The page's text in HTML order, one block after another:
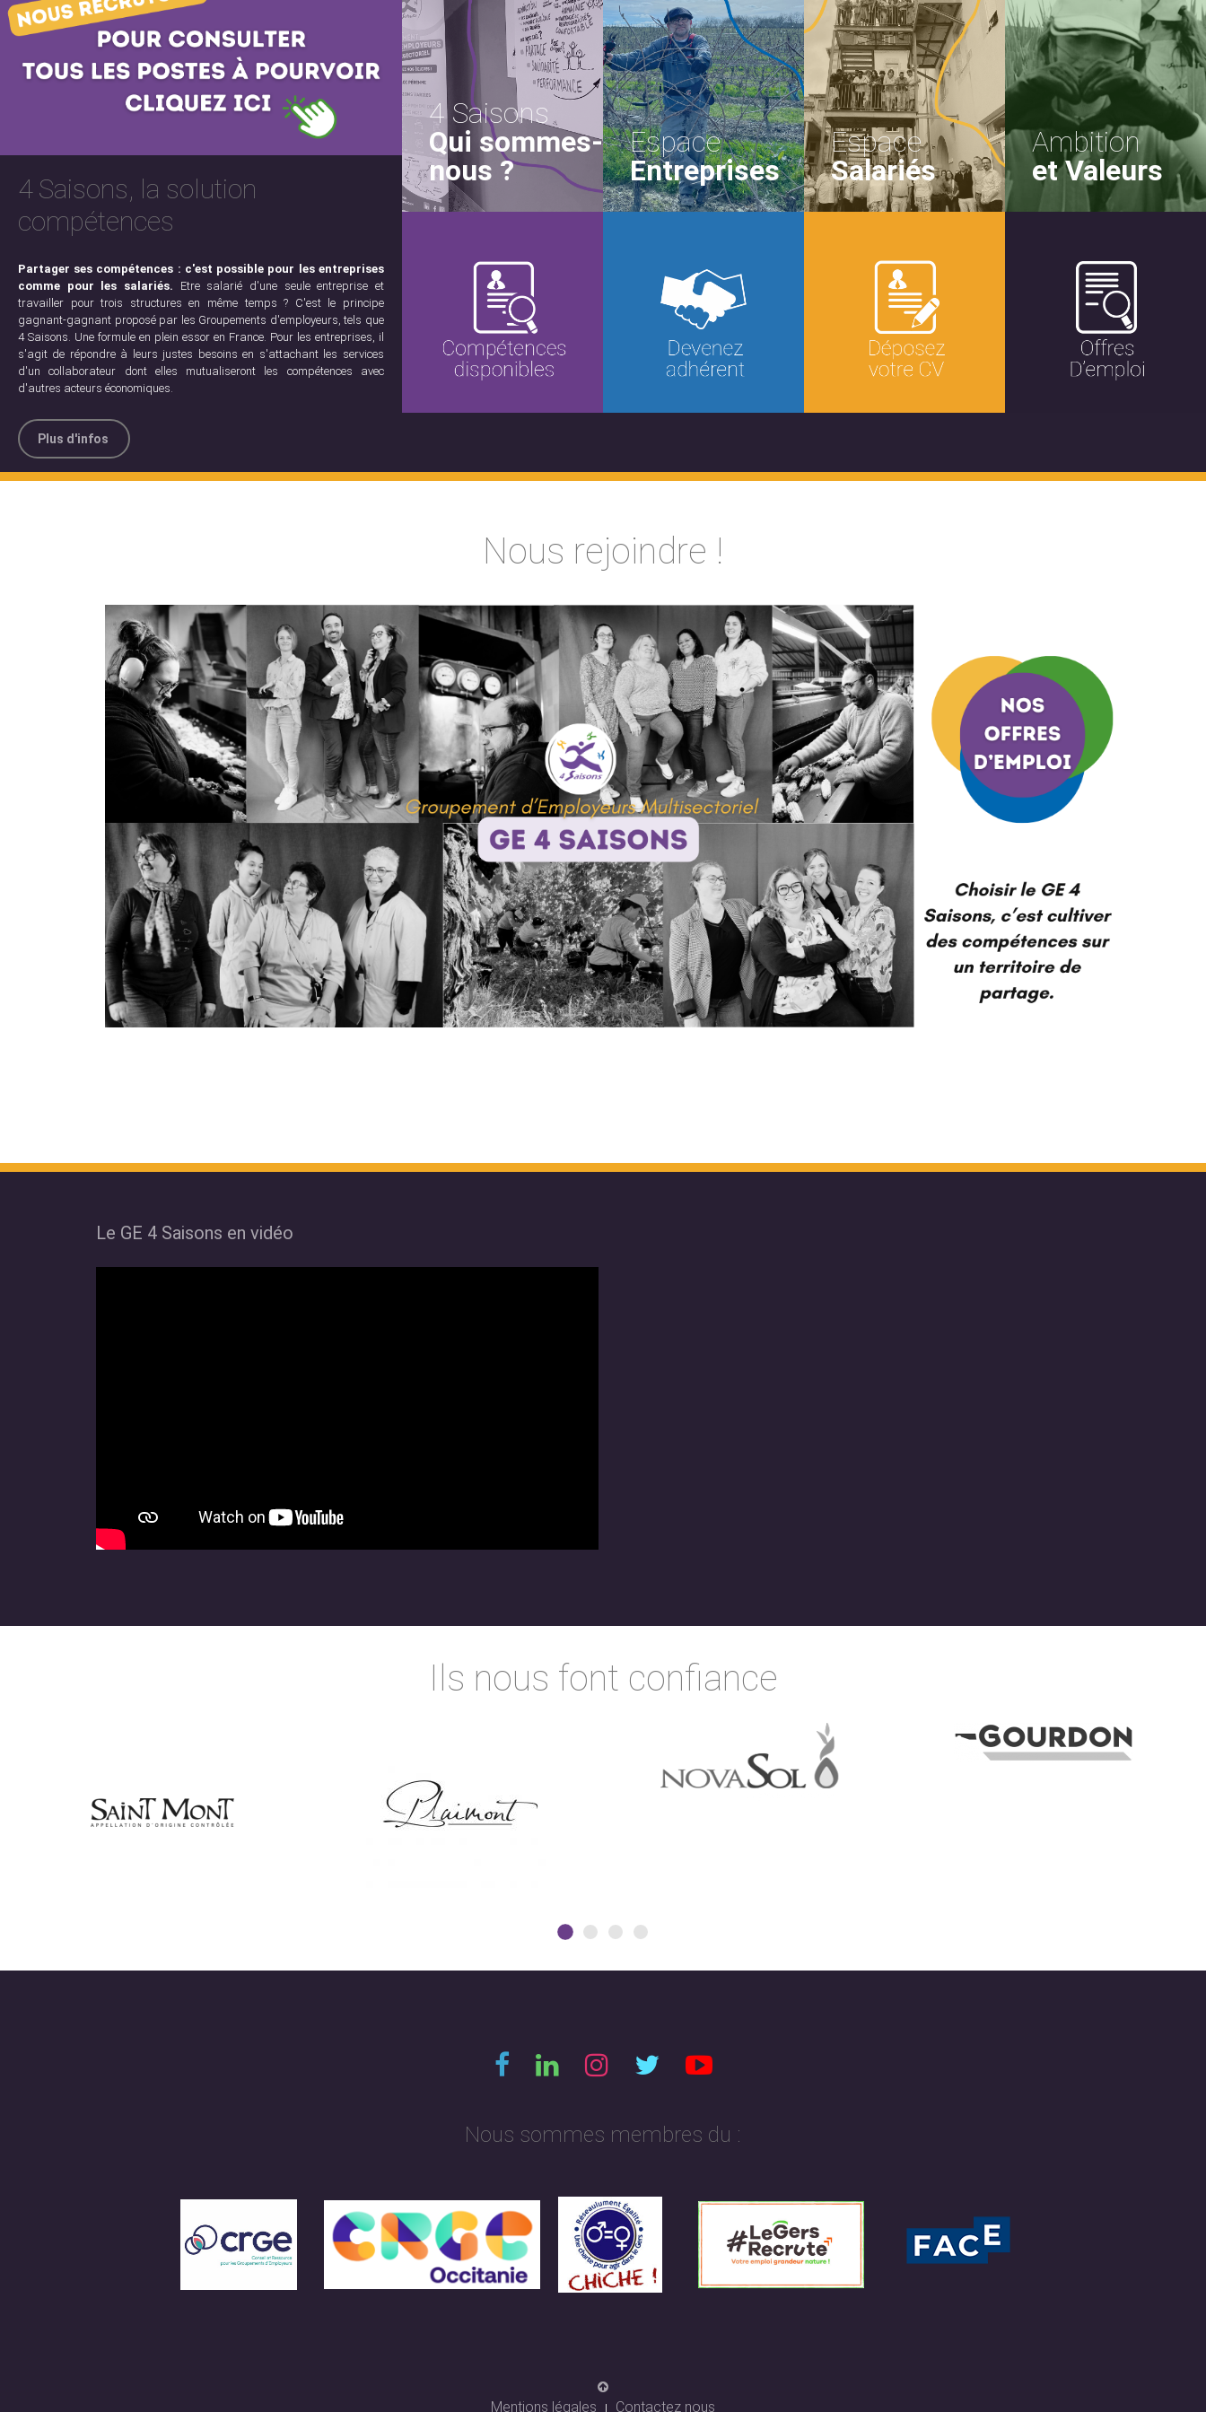
4 Saisons, la solution
compétences
Partager ses compétences : c'est possible pour les entreprises
comme pour les salariés. Etre salarié d'une seule entreprise et
travailler pour trois structures en même temps ? C'est le principe
gagnant-gagnant proposé par les Groupements d'employeurs, tels que
4 Saisons. Une formule en plein essor en France. Pour les entreprises, il
s'agit de répondre à leurs justes besoins en s'attachant les services
d'un collaborateur dont elles mutualiseront les compétences avec
d'autres acteurs économiques.
Plus d'infos
4 Saisons
Qui sommes-
nous ?
Espace
Entreprises
Espace
Salariés
Ambition
et Valeurs
Nous rejoindre !
Le GE 4 Saisons en vidéo
Ils nous font confiance
Nous sommes membres du :
Mentions légales Contactez nous